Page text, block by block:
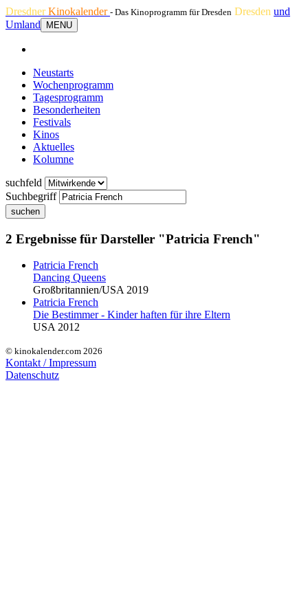
DresdnerKinokalender - Das Kinoprogramm für Dresden Dresden und
Umland
MENU
Neustarts
Wochenprogramm
Tagesprogramm
Besonderheiten
Festivals
Kinos
Aktuelles
Kolumne
suchfeld
Suchbegriff
suchen
2 Ergebnisse für Darsteller "Patricia French"
Patricia French
Dancing Queens
Großbritannien/USA 2019
Patricia French
Die Bestimmer - Kinder haften für ihre Eltern
USA 2012
© kinokalender.com 2026
Kontakt / Impressum
Datenschutz